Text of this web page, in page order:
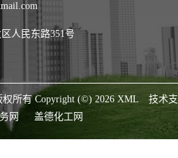
人民东路351号
权所有 Copyright (©) 2026 XML
技术支
网 盖德化工网